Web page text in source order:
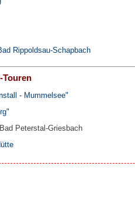
Rippoldsau-Schapbach
Touren
- Mummelsee"
Peterstal-Griesbach